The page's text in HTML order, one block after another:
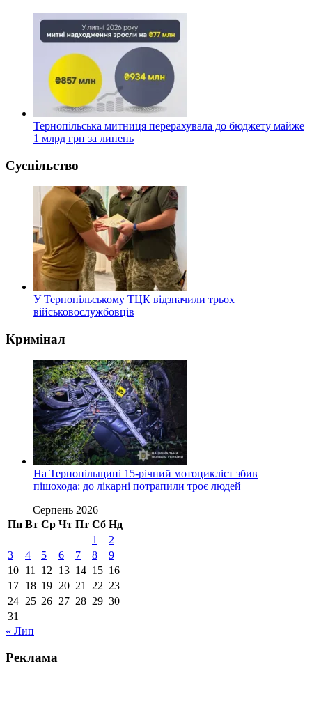
Тернопільська митниця перерахувала до бюджету майже
1 млрд грн за липень
Суспільство
У Тернопільському ТЦК відзначили трьох
військовослужбовців
Кримінал
На Тернопільщині 15-річний мотоцикліст збив
пішохода: до лікарні потрапили троє людей
Серпень 2026
Пн Вт Ср Чт Пт Сб Нд
1
2
3
4 5 6 7 8
9
10 11 12 13 14 15 16
17 18 19 20 21 22 23
24 25 26 27 28 29 30
31
« Лип
Реклама